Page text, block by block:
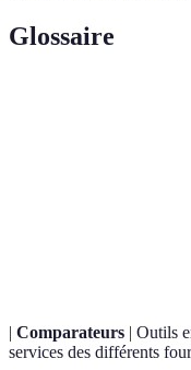
Glossaire
| Comparateurs | Outils
services des différents